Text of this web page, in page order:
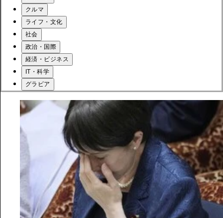
クルマ
ライフ・文化
社会
政治・国際
経済・ビジネス
IT・科学
グラビア